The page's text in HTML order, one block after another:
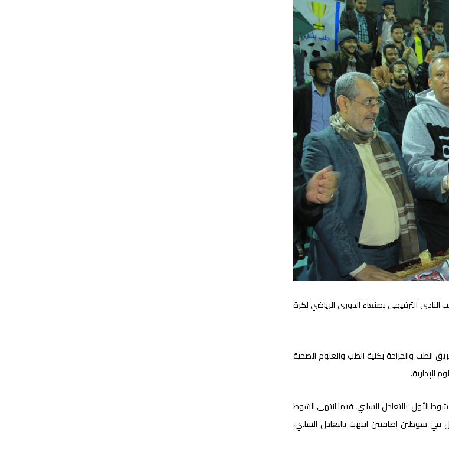
الترفيهي بصنعاء الدوري الرياضي لكرة
الطب والجراحة بكلية الطب والعلوم الصحية
الإدارية.
الأول بالتعادل السلبي، فيما انتهى الشوط
ليتم بعدها الدخول في شوطين إضافيين انتهت بالتعادل السلبي،